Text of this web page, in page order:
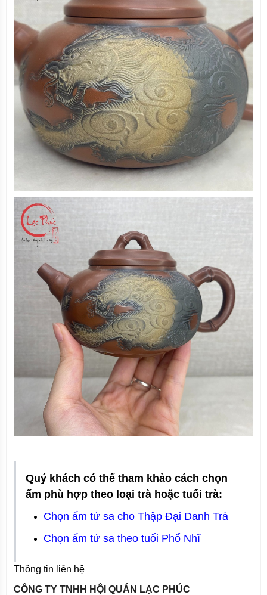
Quý khách có thể tham khảo cách chọn
ấm phù hợp theo loại trà hoặc tuổi trà:
Chọn ấm tử sa cho Thập Đại Danh Trà
Chọn ấm tử sa theo tuổi Phổ Nhĩ
Thông tin liên hệ
CÔNG TY TNHH HỘI QUÁN LẠC PHÚC